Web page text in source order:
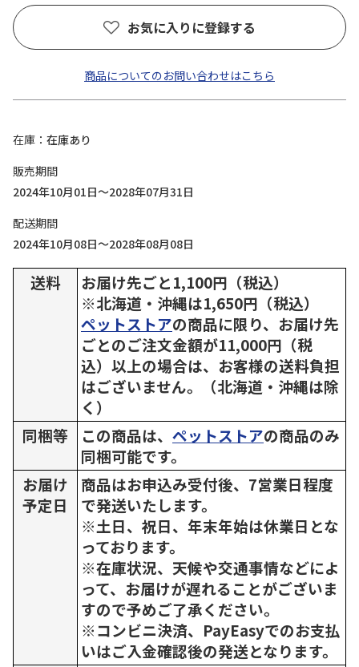
お気に入りに登録する
商品についてのお問い合わせはこちら
在庫
在庫あり
販売期間
2024年10月01日～2028年07月31日
配送期間
2024年10月08日～2028年08月08日
送料
お届け先ごと1,100円（税込）
※北海道・沖縄は1,650円（税込）
ペットストアの商品に限り、お届け先
ごとのご注文金額が11,000円（税
込）以上の場合は、お客様の送料負担
はございません。（北海道・沖縄は除
く）
同梱等
この商品は、 ペットストアの商品のみ
同梱可能です。
お届け
予定日
商品はお申込み受付後、7営業日程度
で発送いたします。
※土日、祝日、年末年始は休業日とな
っております。
※在庫状況、天候や交通事情などによ
って、お届けが遅れることがございま
すので予めご了承ください。
※コンビニ決済、PayEasyでのお支払
いはご入金確認後の発送となります。